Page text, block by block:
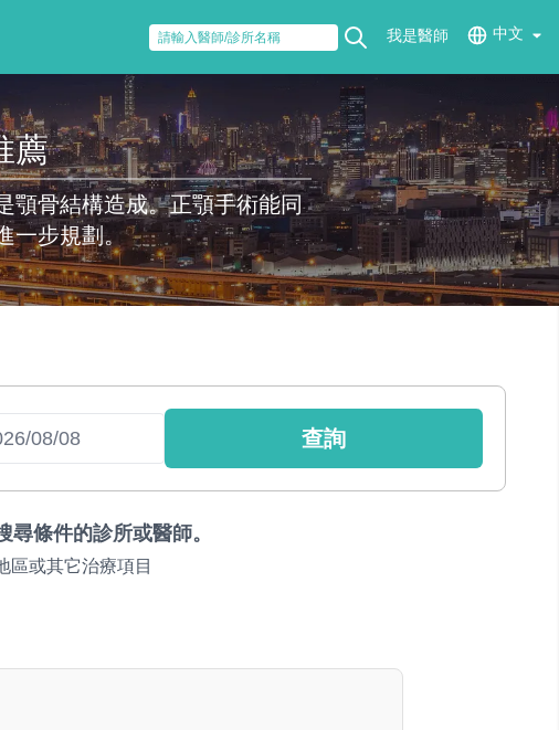
我是醫師 中文
薦
顎骨結構造成。正顎手術能同
一步規劃。
查詢
條件的診所或醫師。
區或其它治療項目